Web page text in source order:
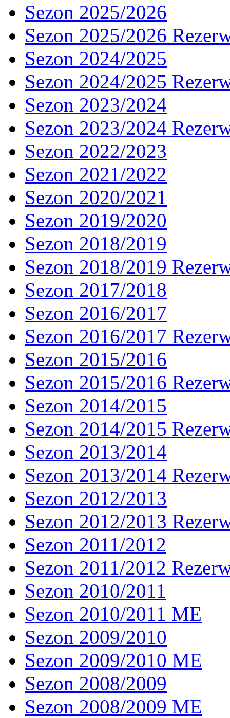
Sezon 2025/2026
Sezon 2025/2026
Sezon 2024/2025
Sezon 2024/2025
Sezon 2023/2024
Sezon 2023/2024
Sezon 2022/2023
Sezon 2021/2022
Sezon 2020/2021
Sezon 2019/2020
Sezon 2018/2019
Sezon 2018/2019
Sezon 2017/2018
Sezon 2016/2017
Sezon 2016/2017
Sezon 2015/2016
Sezon 2015/2016
Sezon 2014/2015
Sezon 2014/2015
Sezon 2013/2014
Sezon 2013/2014
Sezon 2012/2013
Sezon 2012/2013
Sezon 2011/2012
Sezon 2011/2012
Sezon 2010/2011
Sezon 2010/2011 ME
Sezon 2009/2010
Sezon 2009/2010 ME
Sezon 2008/2009
Sezon 2008/2009 ME